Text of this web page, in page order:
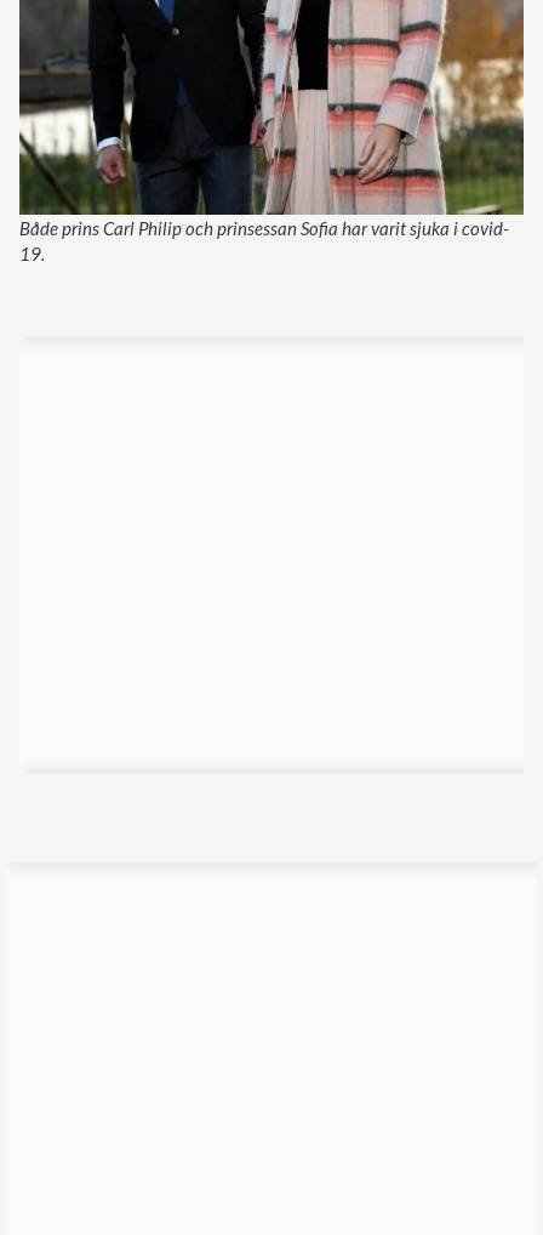
Både prins Carl Philip och prinsessan Sofia har varit sjuka i covid-
19.